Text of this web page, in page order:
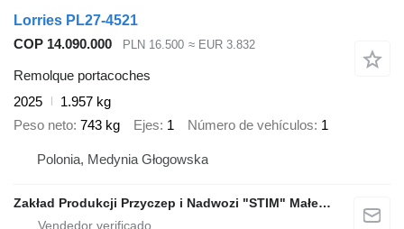
Lorries PL27-4521
COP 14.090.000
PLN 16.500 ≈ EUR 3.832
Remolque portacoches
2025
1.957 kg
Peso neto 743 kg Ejes 1 Número de vehículos 1
Polonia, Medynia Głogowska
Zakład Produkcji Przyczep i Nadwozi "STIM" Małecki s.j.